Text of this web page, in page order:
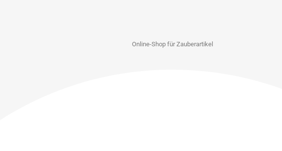
Online-Shop für Zauberartikel